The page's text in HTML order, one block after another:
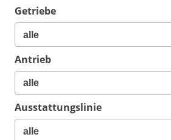
Getriebe
Antrieb
Ausstattungslinie